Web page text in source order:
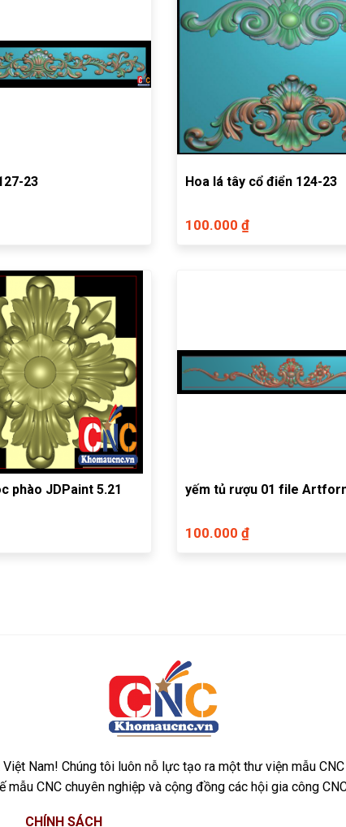
23 Hoa lá tây cổ điển 124-23
100.000 ₫
phào JDPaint 5.21 yếm tủ rượu 01 file
100.000 ₫
Nam! Chúng tôi luôn nỗ lực tạo ra một thư viện mẫu
mẫu CNC chuyên nghiệp và cộng đồng các hội gia công
CHÍNH SÁCH